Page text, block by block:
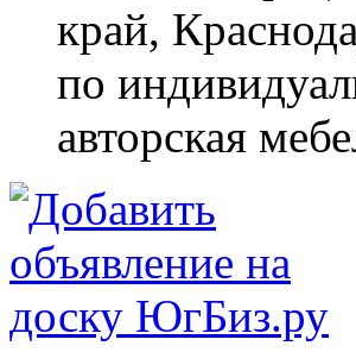
край,
по
авторская